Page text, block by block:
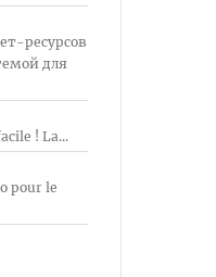
ресурсов
для
! La...
pour le